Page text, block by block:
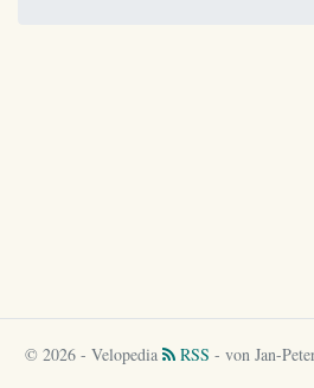
© 2026 - Velopedia RSS - von Jan-